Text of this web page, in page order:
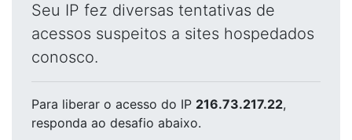
Seu IP fez diversas tentativas de
acessos suspeitos a sites hospedados
conosco.
Para liberar o acesso do IP 216.73.217.22,
responda ao desafio abaixo.